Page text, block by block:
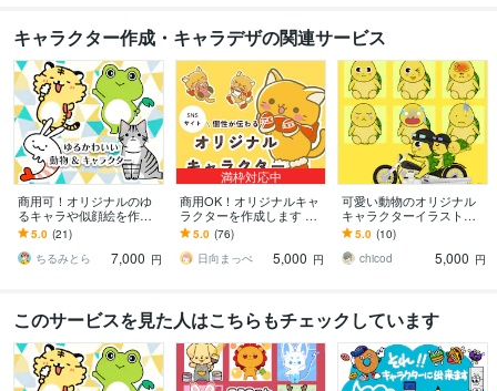
キャラクター作成・キャラデザの関連サービス
商用可！オリジナルのゆ
るキャラや似顔絵を作成
します ゆるい・かわい
い・脱力・シンプル！キ
ャラデザも大歓迎です！
5.0 (21)
ちるみとら
7,000 円
満枠対応中
商用OK！オリジナルキャ
ラクターを作成します コ
ンテスト受賞歴あり！親
しみやすいキャラクター
お任せ下さい
5.0 (76)
日向まっぺ
5,000 円
可愛い動物のオリジナル
キャラクターイラスト描
きます シンプルでくっき
りした動物の企業・ブラ
ンドキャラはお任せを！
5.0 (10)
chicod
5,000 円
このサービスを見た人はこちらもチェックしています